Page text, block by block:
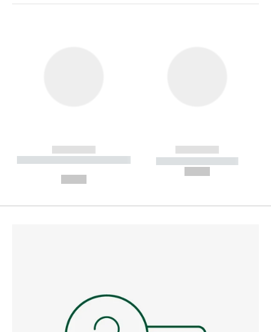
------------
----------- ----------- --------
------------
----------- -----------